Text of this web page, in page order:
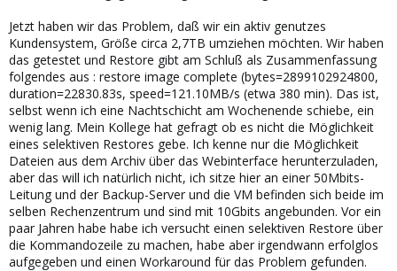
Jetzt haben wir das Problem, daß wir ein aktiv genutzes
Kundensystem, Größe circa 2,7TB umziehen möchten. Wir haben
das getestet und Restore gibt am Schluß als Zusammenfassung
folgendes aus : restore image complete (bytes=2899102924800,
duration=22830.83s, speed=121.10MB/s (etwa 380 min). Das ist,
selbst wenn ich eine Nachtschicht am Wochenende schiebe, ein
wenig lang. Mein Kollege hat gefragt ob es nicht die Möglichkeit
eines selektiven Restores gebe. Ich kenne nur die Möglichkeit
Dateien aus dem Archiv über das Webinterface herunterzuladen,
aber das will ich natürlich nicht, ich sitze hier an einer 50Mbits-
Leitung und der Backup-Server und die VM befinden sich beide im
selben Rechenzentrum und sind mit 10Gbits angebunden. Vor ein
paar Jahren habe habe ich versucht einen selektiven Restore über
die Kommandozeile zu machen, habe aber irgendwann erfolglos
aufgegeben und einen Workaround für das Problem gefunden.